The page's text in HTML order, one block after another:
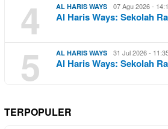
4 AL HARIS WAYS 07 Agu 2026 -
Al Haris Ways: Sekolah
5 AL HARIS WAYS 31 Jul 2026 -
Al Haris Ways: Sekolah
TERPOPULER